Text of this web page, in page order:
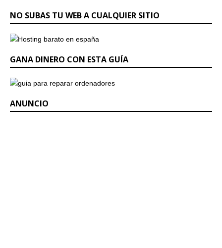
NO SUBAS TU WEB A CUALQUIER SITIO
GANA DINERO CON ESTA GUÍA
ANUNCIO